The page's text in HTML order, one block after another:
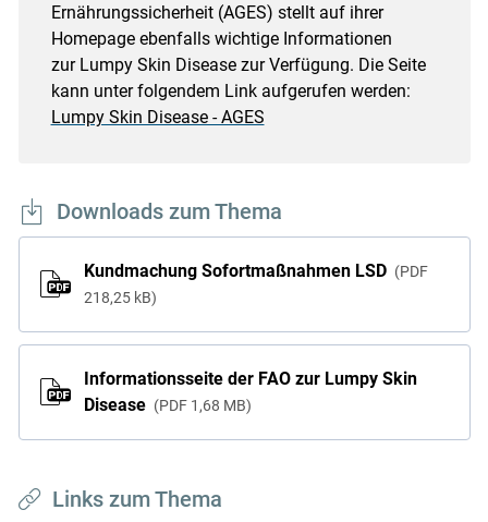
Ernährungssicherheit (AGES) stellt auf ihrer
Homepage ebenfalls wichtige Informationen
zur Lumpy Skin Disease zur Verfügung. Die Seite
kann unter folgendem Link aufgerufen werden:
Lumpy Skin Disease - AGES
Downloads zum Thema
Kundmachung Sofortmaßnahmen LSD
PDF
218,25 kB
Informationsseite der FAO zur Lumpy Skin
Disease
PDF 1,68 MB
Links zum Thema